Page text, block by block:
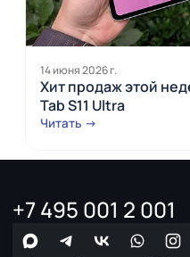
14 июня 2026 г.
Хит продаж этой
Tab S11 Ultra
Читать →
+7 495 001 2 001